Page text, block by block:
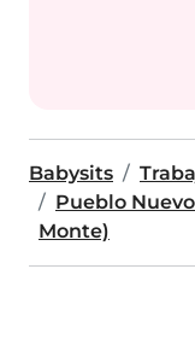
Babysits
Pueblo
Monte)